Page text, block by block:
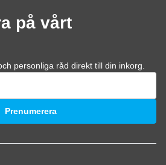
på vårt
personliga råd direkt till din inkorg.
Prenumerera